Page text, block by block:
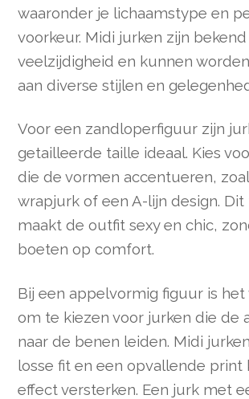
waaronder je lichaamstype en
voorkeur. Midi jurken zijn
veelzijdigheid en kunnen
aan diverse stijlen en
Voor een zandloperfiguur zijn
getailleerde taille ideaal. Kies
die de vormen accentueren,
wrapjurk of een A-lijn design.
maakt de outfit sexy en chic,
boeten op comfort.
Bij een appelvormig figuur is het
om te kiezen voor jurken die de
naar de benen leiden. Midi
losse fit en een opvallende print
effect versterken. Een jurk met